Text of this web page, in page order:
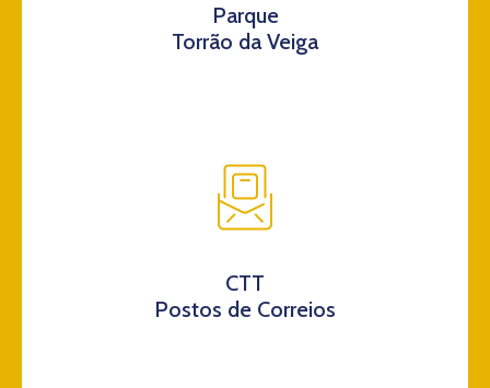
Parque
Torrão da Veiga
CTT
Postos de Correios